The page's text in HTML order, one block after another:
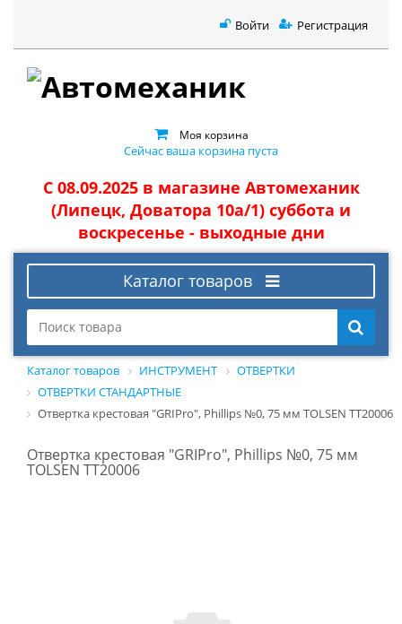
Войти Регистрация
Моя корзина
Сейчас ваша корзина пуста
С 08.09.2025 в магазине Автомеханик
(Липецк, Доватора 10а/1) суббота и
воскресенье - выходные дни
Каталог товаров
Каталог товаров ИНСТРУМЕНТ
ОТВЕРТКИ
ОТВЕРТКИ СТАНДАРТНЫЕ
Отвертка крестовая "GRIPro", Phillips №0, 75 мм TOLSEN TT20006
Отвертка крестовая "GRIPro", Phillips №0, 75 мм
TOLSEN TT20006